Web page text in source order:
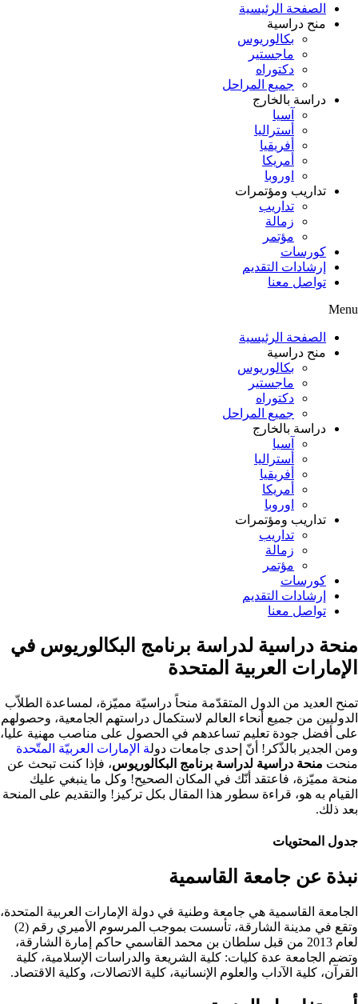
الصفحة الرئيسية
منح دراسية
بكالوريوس
ماجستير
دكتوراه
جميع المراحل
دراسة بالخارج
آسيا
أستراليا
أفريقيا
أمريكا
اوروبا
تداريب ومؤتمرات
تداريب
زمالة
مؤتمر
كورسات
إرشادات التقديم
تواصل معنا
Menu
الصفحة الرئيسية
منح دراسية
بكالوريوس
ماجستير
دكتوراه
جميع المراحل
دراسة بالخارج
آسيا
أستراليا
أفريقيا
أمريكا
اوروبا
تداريب ومؤتمرات
تداريب
زمالة
مؤتمر
كورسات
إرشادات التقديم
تواصل معنا
منحة دراسية لدراسة برنامج البكالوريوس في
الإمارات العربية المتحدة
تمنح العديد من الدول المتقدّمة منحاً دراسيّة مميّزة، لمساعدة الطلاّب
الدوليين من جميع أنحاء العالم لاستكمال دراستهم الجامعية، وحصولهم
على أفضل جودة تعليم تساعدهم في الحصول على مناصب مهنية عليا،
ومن الجدير بالذّكر! أنّ إحدى جامعات دولة الإمارات العربيّة المتّحدة
منحت منحة دراسية لدراسة برنامج البكالوريوس، فإذا كنت تبحث عن
منحة مميّزة، فاعتقد أنّك في المكان الصحيح! وكل ما ينبغي عليك
القيام به هو، قراءة سطور هذا المقال بكل تركيز! والتقديم على المنحة
بعد ذلك.
جدول المحتويات
نبذة عن جامعة القاسمية
الجامعة القاسمية هي جامعة وطنية في دولة الإمارات العربية المتحدة،
وتقع في مدينة الشارقة، تأسست بموجب المرسوم الأميري رقم (2)
لعام 2013 من قبل سلطان بن محمد القاسمي حاكم إمارة الشارقة،
وتضم الجامعة عدة كليات: كلية الشريعة والدراسات الإسلامية، كلية
القرآن، كلية الآداب والعلوم الإنسانية، كلية الاتصالات، وكلية الاقتصاد.